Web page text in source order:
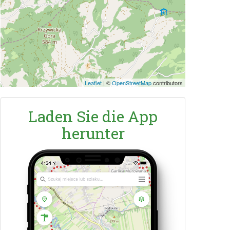
Leaflet | ©OpenStreetMapcontributors
Laden Sie die App
herunter